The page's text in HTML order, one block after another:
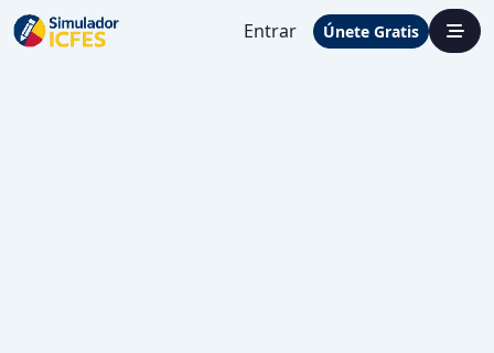
Entrar Únete Gratis